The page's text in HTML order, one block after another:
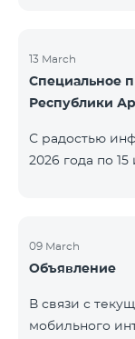
решением
получения
обращаться в
13 March
Специальное
Республики
С радостью
2026 года по
Региональный
подключении
пакет COMBO
скидкой 25%
09 March
Объявление
В связи с
мобильного